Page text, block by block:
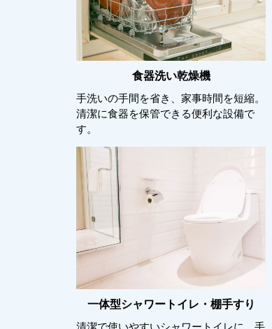
食器洗い乾燥機
手洗いの手間を省き、家事時間を短縮。
清潔に食器を保管できる便利な設備で
す。
一体型シャワートイレ・棚手すり
清潔で使いやすいシャワートイレに、手